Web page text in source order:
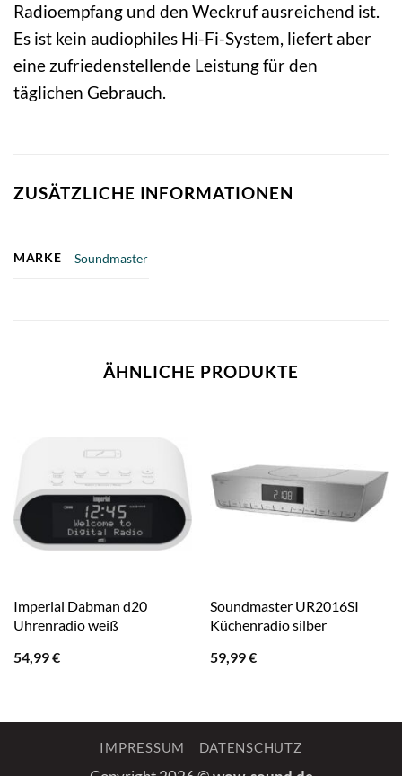
Radioempfang und den Weckruf ausreichend ist.
Es ist kein audiophiles Hi-Fi-System, liefert aber
eine zufriedenstellende Leistung für den
täglichen Gebrauch.
ZUSÄTZLICHE INFORMATIONEN
MARKE Soundmaster
ÄHNLICHE PRODUKTE
Imperial Dabman d20
Uhrenradio weiß
54,99€
Soundmaster UR2016SI
Küchenradio silber
59,99€
IMPRESSUM DATENSCHUTZ